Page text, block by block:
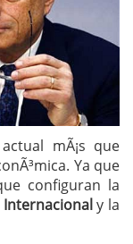
mÃ¡s que
Ya que
configuran la
y la